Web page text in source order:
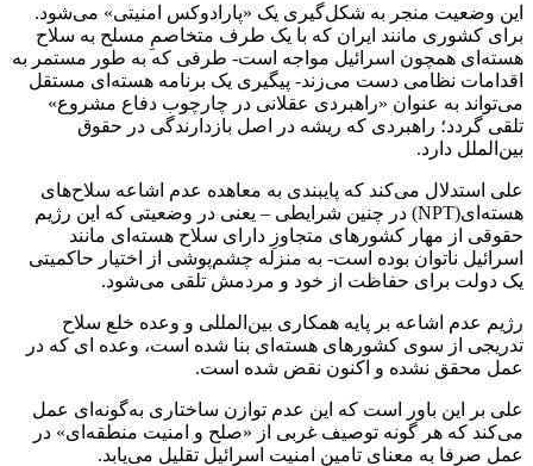
این وضعیت منجر به شکل‌گیری یک «پارادوکس امنیتی» می‌شود.
برای کشوری مانند ایران که با یک طرف متخاصمِ مسلح به سلاح
هسته‌ای همچون اسرائیل مواجه است- طرفی که به ‌طور مستمر به
اقدامات نظامی دست می‌زند- پیگیری یک برنامه هسته‌ای مستقل
می‌تواند به ‌عنوان «راهبردی عقلانی در چارچوب دفاع مشروع»
تلقی گردد؛ راهبردی که ریشه در اصل بازدارندگی در حقوق
بین‌الملل دارد.
علی استدلال می‌کند که پایبندی به معاهده عدم اشاعه سلاح‌های
هسته‌ای(NPT) در چنین شرایطی – یعنی در وضعیتی که این رژیم
حقوقی از مهار کشورهای متجاوزِ دارای سلاح هسته‌ای مانند
اسرائیل ناتوان بوده است- به ‌منزله‌ چشم‌پوشی از اختیار حاکمیتی
یک دولت برای حفاظت از خود و مردمش تلقی می‌شود.
رژیم عدم اشاعه بر پایه همکاری بین‌المللی و وعده خلع سلاح
تدریجی از سوی کشورهای هسته‌ای بنا شده است، وعده ای که در
عمل محقق نشده و اکنون نقض شده است.
علی بر این باور است که این عدم توازن ساختاری به‌گونه‌ای عمل
می‌کند که هر گونه توصیف غربی از «صلح و امنیت منطقه‌ای» در
عمل صرفا به معنای تامین امنیت اسرائیل تقلیل می‌یابد.